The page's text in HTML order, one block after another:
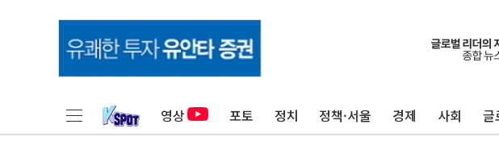
영상 포토 정치 정책·서울 경제 사회 글
李대통령,